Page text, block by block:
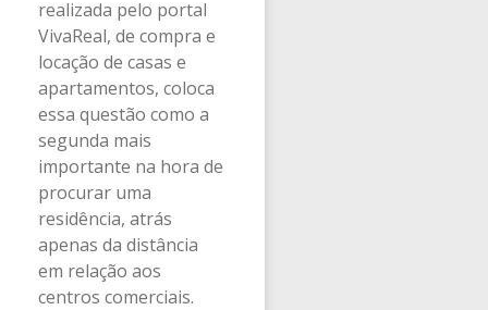
realizada pelo portal
VivaReal, de compra e
locação de casas e
apartamentos, coloca
essa questão como a
segunda mais
importante na hora de
procurar uma
residência, atrás
apenas da distância
em relação aos
centros comerciais.